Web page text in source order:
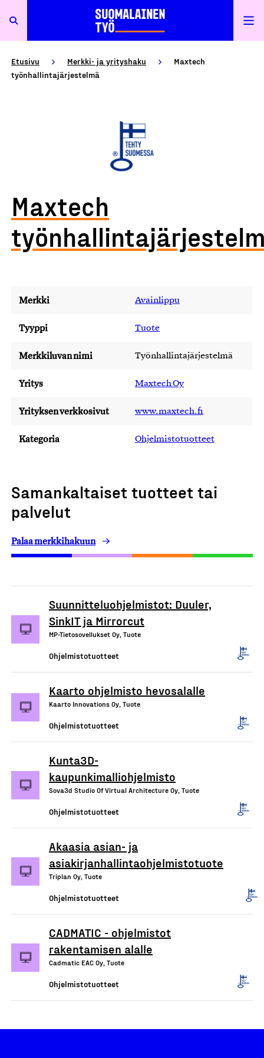
Etusivu Merkki- ja yrityshaku
Maxtech
työnhallintajärjestelmä
Maxtech
Merkki Avainlippu
Tyyppi Tuote
Merkkiluvan nimi Työnhallintajärjestelmä
Yritys Maxtech Oy
Yrityksen verkkosivut www.maxtech.fi
Kategoria Ohjelmistotuotteet
Samankaltaiset tuotteet tai
palvelut
Palaa merkkihakuun
Suunnitteluohjelmistot: Duuler,
SinkIT ja Mirrorcut
MP-Tietosovellukset Oy, Tuote
Ohjelmistotuotteet
Kaarto ohjelmisto hevosalalle
Kaarto Innovations Oy, Tuote
Ohjelmistotuotteet
Kunta3D-
kaupunkimalliohjelmisto
Sova3d Studio Of Virtual Architecture Oy, Tuote
Ohjelmistotuotteet
Akaasia asian- ja
asiakirjanhallintaohjelmistotuote
Triplan Oy, Tuote
Ohjelmistotuotteet
CADMATIC - ohjelmistot
rakentamisen alalle
Cadmatic EAC Oy, Tuote
Ohjelmistotuotteet